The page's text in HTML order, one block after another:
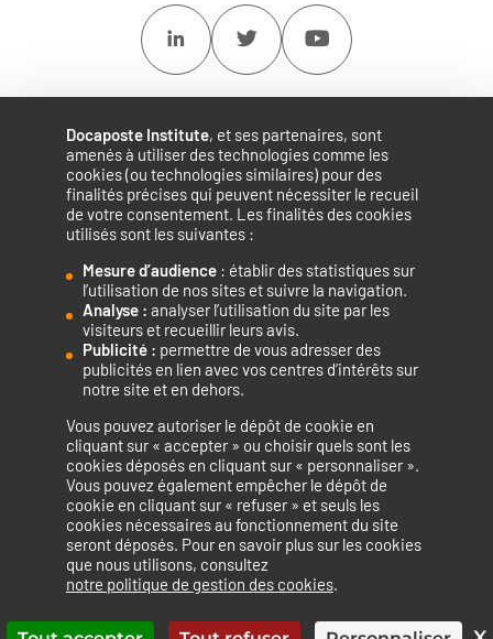
Docaposte Institute, et ses partenaires, sont
amenés à utiliser des technologies comme les
cookies (ou technologies similaires) pour des
finalités précises qui peuvent nécessiter le recueil
de votre consentement. Les finalités des cookies
utilisés sont les suivantes :
Mesure d’audience : établir des statistiques sur
l’utilisation de nos sites et suivre la navigation.
Analyse : analyser l’utilisation du site par les
visiteurs et recueillir leurs avis.
Publicité : permettre de vous adresser des
publicités en lien avec vos centres d’intérêts sur
notre site et en dehors.
Vous pouvez autoriser le dépôt de cookie en
cliquant sur « accepter » ou choisir quels sont les
cookies déposés en cliquant sur « personnaliser ».
Vous pouvez également empêcher le dépôt de
cookie en cliquant sur « refuser » et seuls les
cookies nécessaires au fonctionnement du site
seront déposés. Pour en savoir plus sur les cookies
que nous utilisons, consultez
notre politique de gestion des cookies.
Accélérateur de compétences numériques.
La certification qualité a été délivrée au titre de la catégorie
d’action suivante : ACTIONS DE FORMATION
Linkedin Twitter Youtube
Mentions légales
Politique de confidentialité
Politique de cookies
Accessibilité : non conforme
Plan du site